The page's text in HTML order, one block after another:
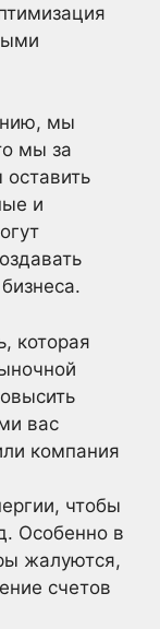
мы
мы за
и
которая
вас
компания
чтобы
Особенно в
жалуются,
счетов